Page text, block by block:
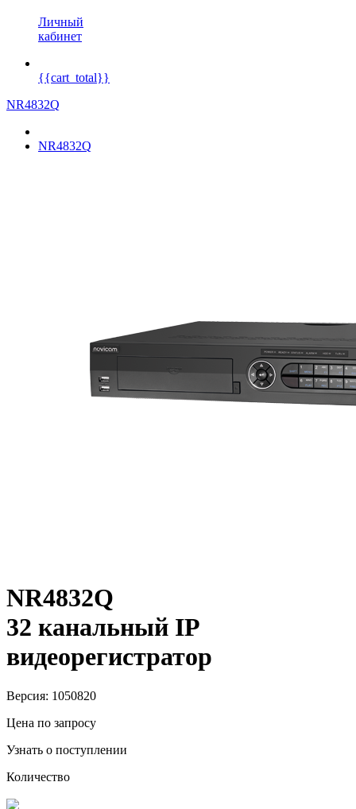
Личный
кабинет
{{cart_total}}
NR4832Q
NR4832Q
NR4832Q
32 канальный IP
видеорегистратор
Версия: 1050820
Цена по запросу
Узнать о поступлении
Количество